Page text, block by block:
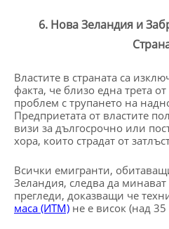
6. Нова Зеландия и
Властите в страната са
факта, че близо една трета
проблем с трупането на
Предприетата от властите
визи за дългосрочно или
хора, които страдат от
Всички емигранти,
Зеландия, следва да
прегледи, доказващи че
маса (ИТМ) не е висок (над 35